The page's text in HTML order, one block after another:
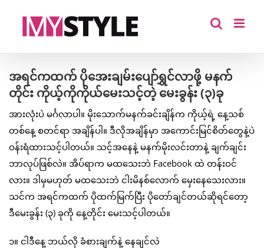
အရင်ကထက် ပိုအေးချမ်းပျော်ရွှင်လာဖို့ မနက်
တိုင်း ကိုယ့်ကိုကိုယ်မေးသင့်တဲ့ မေးခွန်း (၃)ခု
အားလုံးပဲ မင်္ဂလာပါ။ မိုးသောက်မနက်ခင်းချိန်က ကိုယ့်ရဲ့ နေ့သစ်
တစ်နေ့ စတင်ရာ အချိန်ပါ။ ဒီလိုအချိန်မှာ အကောင်းမြင်စိတ်တွေနဲ့ပဲ
ဝန်းရံထားသင့်ပါတယ်။ သင့်အနေနဲ့ မနက်မိုးလင်းတာနဲ့ ချက်ချင်း
ဘာလုပ်ဖြစ်လဲ။ အိပ်ရာက မထသေးဘဲ Facebook ထဲ တန်းဝင်
လား။ ဒါမှမဟုတ် မထသေးဘဲ ငါးမိနစ်လောက် မှေးနေသေးလား။
သင်က အရင်ကထက် ပိုထက်မြက်ပြီး ပိုတော်ချင်တယ်ဆိုရင်တော့
ဒီမေးခွန်း (၃) ခုကို နေ့တိုင်း မေးသင့်ပါတယ်။
၁။ ငါဒီနေ့ ဘယ်လို ခံစားချက်နဲ့ နေချင်လဲ